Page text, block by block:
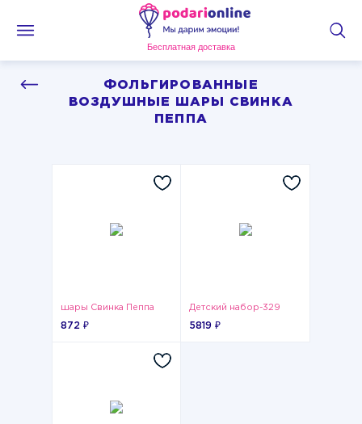
Бесплатная доставка
ФОЛЬГИРОВАННЫЕ
ВОЗДУШНЫЕ ШАРЫ СВИНКА
ПЕППА
шары Свинка Пеппа
872 ₽
Детский набор-329
5819 ₽